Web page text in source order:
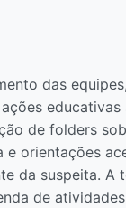
das
educativas
de folders
e orientações
da suspeita. A
de